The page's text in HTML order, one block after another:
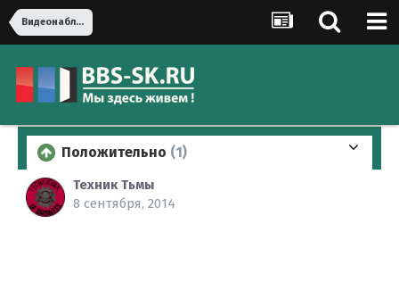
Видеонаблюдение и сигнализация
Положительно (1)
Техник Тьмы
8 сентября, 2014